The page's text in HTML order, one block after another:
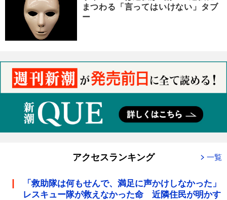
まつわる「言ってはいけない」タブ
ー
アクセスランキング 一覧
「救助隊は何もせんで、満足に声かけしなかった」
レスキュー隊が救えなかった命 近隣住民が明かす